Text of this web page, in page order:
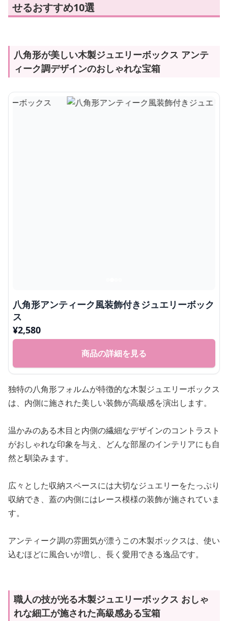
せるおすすめ10選
八角形が美しい木製ジュエリーボックス アンテ
ィーク調デザインのおしゃれな宝箱
八角形アンティーク風装飾付きジュエリーボック
ス
¥2,580
商品の詳細を見る
独特の八角形フォルムが特徴的な木製ジュエリーボックス
は、内側に施された美しい装飾が高級感を演出します。
温かみのある木目と内側の繊細なデザインのコントラスト
がおしゃれな印象を与え、どんな部屋のインテリアにも自
然と馴染みます。
広々とした収納スペースには大切なジュエリーをたっぷり
収納でき、蓋の内側にはレース模様の装飾が施されていま
す。
アンティーク調の雰囲気が漂うこの木製ボックスは、使い
込むほどに風合いが増し、長く愛用できる逸品です。
職人の技が光る木製ジュエリーボックス おしゃ
れな細工が施された高級感ある宝箱